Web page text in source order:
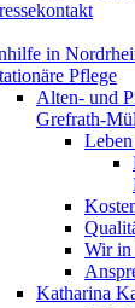
in
Pflege
Alten- und
Grefrath-
Wir in
Katharina